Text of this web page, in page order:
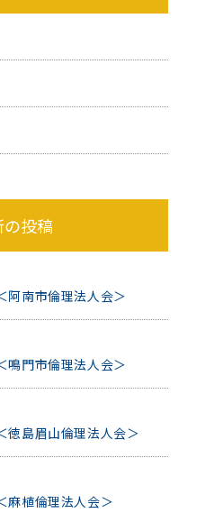
投稿
阿南市倫理法人会＞
鳴門市倫理法人会＞
徳島眉山倫理法人会＞
麻植倫理法人会＞